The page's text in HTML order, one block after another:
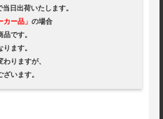
出荷いたします。
カー品」 の場合
です。
す。
ますが、
ます。